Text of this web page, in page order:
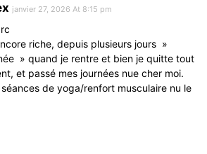
janvier 27, 2026 At 8:15 pm
riche, depuis plusieurs jours »
» quand je rentre et bien je quitte tout
et passé mes journées nue cher moi.
de yoga/renfort musculaire nu le